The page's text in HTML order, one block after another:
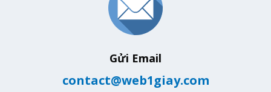
Gửi Email
contact@web1giay.com